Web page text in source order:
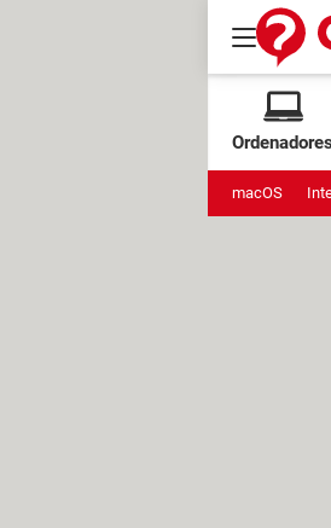
Ordenadores
macOS